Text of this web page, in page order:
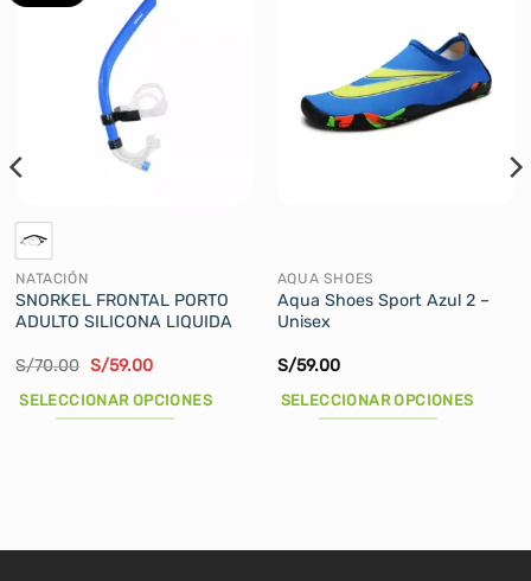
NATACIÓN
SNORKEL FRONTAL PORTO
ADULTO SILICONA LIQUIDA
S/70.00 El
original
era:
S/59.00El
actual
es:
SELECCIONAR OPCIONES
AQUA SHOES
Aqua Shoes Sport Azul 2 –
Unisex
S/59.00
SELECCIONAR OPCIONES